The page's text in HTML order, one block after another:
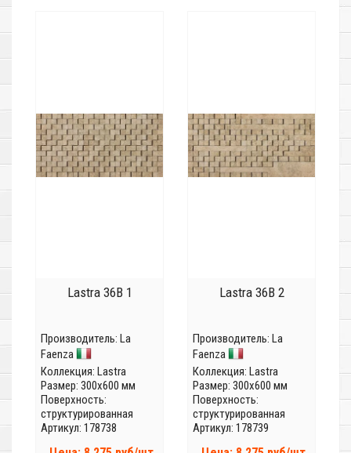
Lastra 36B 1
Производитель: La
Faenza
Коллекция: Lastra
Размер: 300x600 мм
Поверхность:
структурированная
Артикул: 178738
Lastra 36B 2
Производитель: La
Faenza
Коллекция: Lastra
Размер: 300x600 мм
Поверхность:
структурированная
Артикул: 178739